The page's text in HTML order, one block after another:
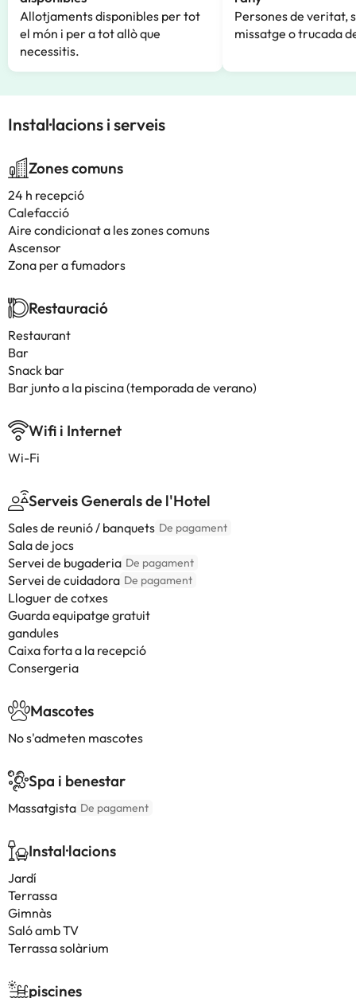
Allotjaments disponibles per tot
el món i per a tot allò que
necessitis.
Persones de veritat,
missatge o trucada
Instal·lacions i serveis
Zones comuns
24 h recepció
Calefacció
Aire condicionat a les zones comuns
Ascensor
Zona per a fumadors
Restauració
Restaurant
Bar
Snack bar
Bar junto a la piscina (temporada de verano)
Wifi i Internet
Wi-Fi
Serveis Generals de l'Hotel
Sales de reunió / banquets De pagament
Sala de jocs
Servei de bugaderia De pagament
Servei de cuidadora De pagament
Lloguer de cotxes
Guarda equipatge gratuit
gandules
Caixa forta a la recepció
Consergeria
Mascotes
No s'admeten mascotes
Spa i benestar
Massatgista De pagament
Instal·lacions
Jardí
Terrassa
Gimnàs
Saló amb TV
Terrassa solàrium
piscines